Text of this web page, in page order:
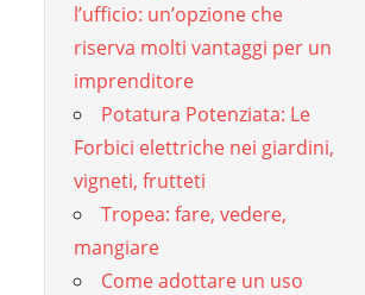
l’ufficio: un’opzione che
riserva molti vantaggi per un
imprenditore
Potatura Potenziata: Le
Forbici elettriche nei giardini,
vigneti, frutteti
Tropea: fare, vedere,
mangiare
Come adottare un uso